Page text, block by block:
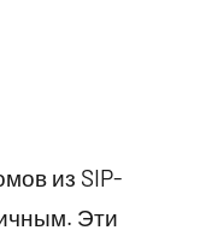
из SIP-
Эти